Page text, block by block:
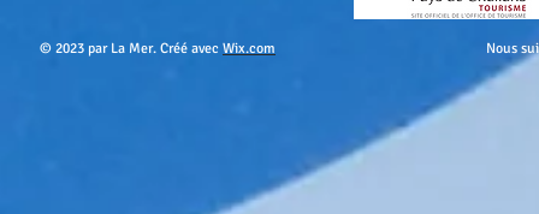
© 2023 par La Mer. Créé avec Wix.com Nous